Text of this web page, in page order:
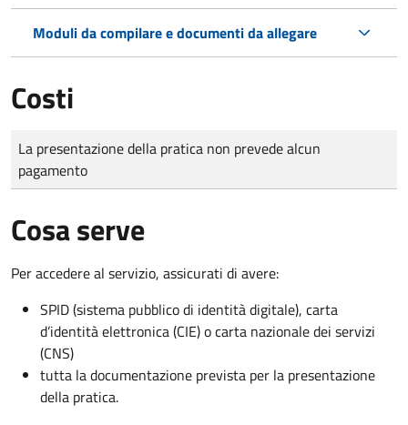
Moduli da compilare e documenti da allegare
Costi
Tipo di pagamento
Importo
La presentazione della pratica non prevede alcun
pagamento
Cosa serve
Per accedere al servizio, assicurati di avere:
SPID (sistema pubblico di identità digitale), carta
d’identità elettronica (CIE) o carta nazionale dei servizi
(CNS)
tutta la documentazione prevista per la presentazione
della pratica.